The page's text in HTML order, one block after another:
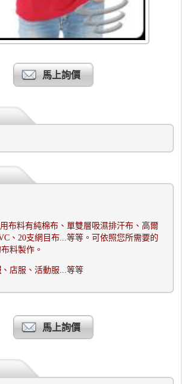
馬上詢價
布料有純棉布、單雙層吸濕排汗布、高爾
、 20支網目布...等等。可依照您所需要的
料製作。
、店服、活動服...等等
馬上詢價